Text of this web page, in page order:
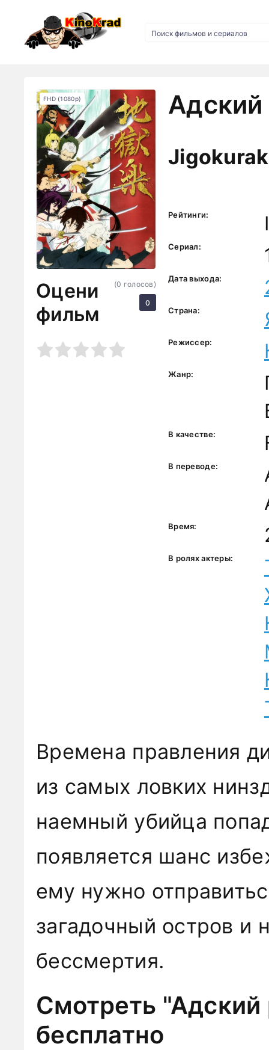
FHD (1080p)
Оцени
фильм
5
(0 голосов)
0
Рейтинги:
Сериал:
Дата выхода:
Страна:
Режиссер:
Жанр:
В качестве:
В переводе:
Время:
В ролях актеры:
Времена правления
из самых ловких
наемный убийца
появляется шанс
ему нужно
загадочный остров и
бессмертия.
Смотреть
бесплатно